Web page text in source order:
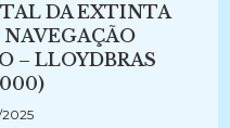
DA EXTINTA
– LLOYDBRAS